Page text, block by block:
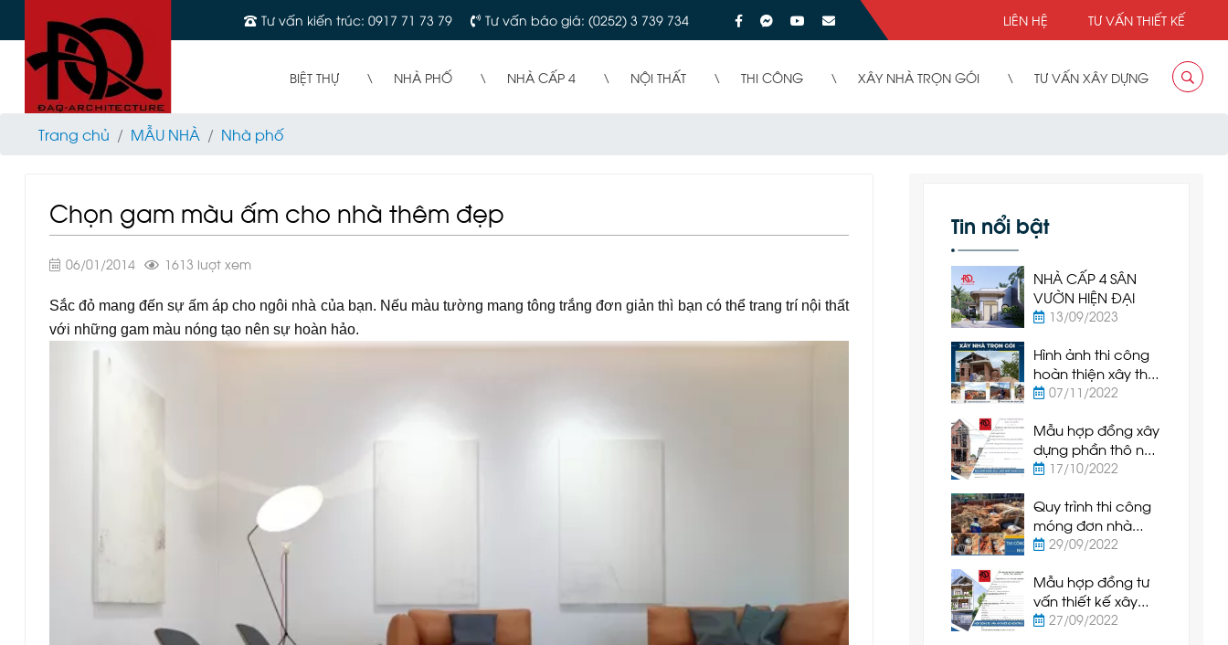
Tư vấn kiến trúc: 0917 71 73 79 Tư vấn báo giá: (0252) 3 739 734 LIÊN HỆ TƯ VẤN THIẾT KẾ
BIỆT THỰ NHÀ PHỐ NHÀ CẤP 4 NỘI THẤT THI CÔNG XÂY NHÀ TRỌN GÓI TƯ VẤN XÂY DỰNG
Trang chủ MẪU NHÀ Nhà phố
Chọn gam màu ấm cho nhà thêm đẹp
06/01/2014 1613 lượt xem
Sắc đỏ mang đến sự ấm áp cho ngôi nhà của bạn. Nếu màu tường mang tông trắng đơn giản thì bạn có thể trang trí nội thất
với những gam màu nóng tạo nên sự hoàn hảo.
Tin nổi bật
NHÀ CẤP 4 SÂN
VƯỜN HIỆN ĐẠI
13/09/2023
Hình ảnh thi công
hoàn thiện xây thô
nhà cấp 4 tại Hàm
07/11/2022
Mẫu hợp đồng xây
dựng phần thô nhà
ở Phan Thiết
17/10/2022
Quy trình thi công
móng đơn nhà
cấp 4 tại Phan
29/09/2022
Mẫu hợp đồng tư
vấn thiết kế xây
dựng Phan Thiết
27/09/2022